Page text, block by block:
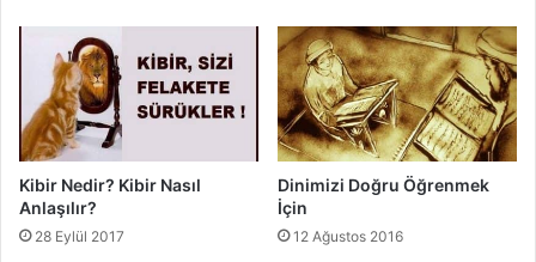
S
a
r
ıKibir Nedir? Kibir Nasıl
Anlaşılır?
28 Eylül 2017
Dinimizi Doğru Öğrenmek
İçin
12 Ağustos 2016